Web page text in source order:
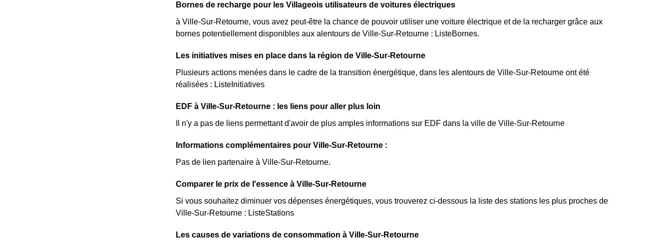
Bornes de recharge pour les Villageois utilisateurs de voitures électriques
à Ville-Sur-Retourne, vous avez peut-être la chance de pouvoir utiliser une voiture électrique et de la recharger grâce aux
bornes potentiellement disponibles aux alentours de Ville-Sur-Retourne : ListeBornes.
Les initiatives mises en place dans la région de Ville-Sur-Retourne
Plusieurs actions menées dans le cadre de la transition énergétique, dans les alentours de Ville-Sur-Retourne ont été
réalisées : ListeInitiatives
EDF à Ville-Sur-Retourne : les liens pour aller plus loin
Il n'y a pas de liens permettant d'avoir de plus amples informations sur EDF dans la ville de Ville-Sur-Retourne
Informations complémentaires pour Ville-Sur-Retourne :
Pas de lien partenaire à Ville-Sur-Retourne.
Comparer le prix de l'essence à Ville-Sur-Retourne
Si vous souhaitez diminuer vos dépenses énergétiques, vous trouverez ci-dessous la liste des stations les plus proches de
Ville-Sur-Retourne : ListeStations
Les causes de variations de consommation à Ville-Sur-Retourne